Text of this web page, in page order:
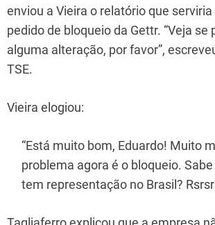
enviou a Vieira o relatório que
pedido de bloqueio da Gettr. “Veja se
alguma alteração, por favor”,
TSE.
Vieira elogiou:
“Está muito bom, Eduardo! Muito
problema agora é o bloqueio.
tem representação no Brasil?